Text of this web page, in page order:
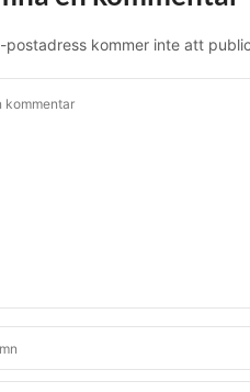
postadress kommer inte att